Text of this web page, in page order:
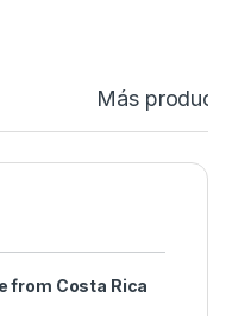
Más
from Costa Rica